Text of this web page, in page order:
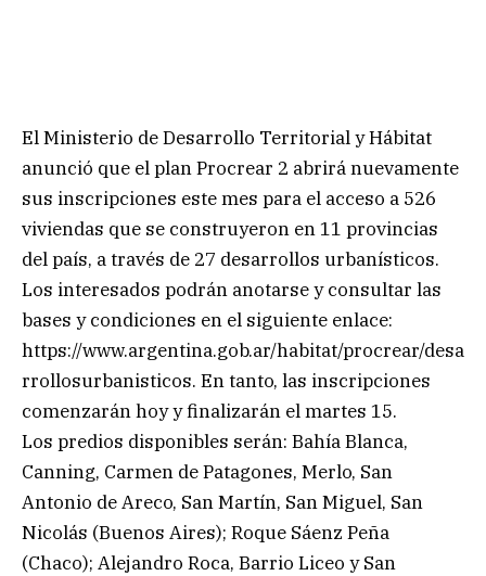
El Ministerio de Desarrollo Territorial y Hábitat
anunció que el plan Procrear 2 abrirá nuevamente
sus inscripciones este mes para el acceso a 526
viviendas que se construyeron en 11 provincias
del país, a través de 27 desarrollos urbanísticos.
Los interesados podrán anotarse y consultar las
bases y condiciones en el siguiente enlace:
https://www.argentina.gob.ar/habitat/procrear/desa
rrollosurbanisticos. En tanto, las inscripciones
comenzarán hoy y finalizarán el martes 15.
Los predios disponibles serán: Bahía Blanca,
Canning, Carmen de Patagones, Merlo, San
Antonio de Areco, San Martín, San Miguel, San
Nicolás (Buenos Aires); Roque Sáenz Peña
(Chaco); Alejandro Roca, Barrio Liceo y San